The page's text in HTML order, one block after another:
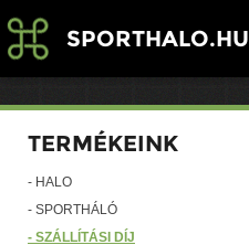
SPORTHALO.HU
TERMÉKEINK
- HÁLÓ
- SPORTHÁLÓ
- SZÁLLÍTÁSI DÍJ